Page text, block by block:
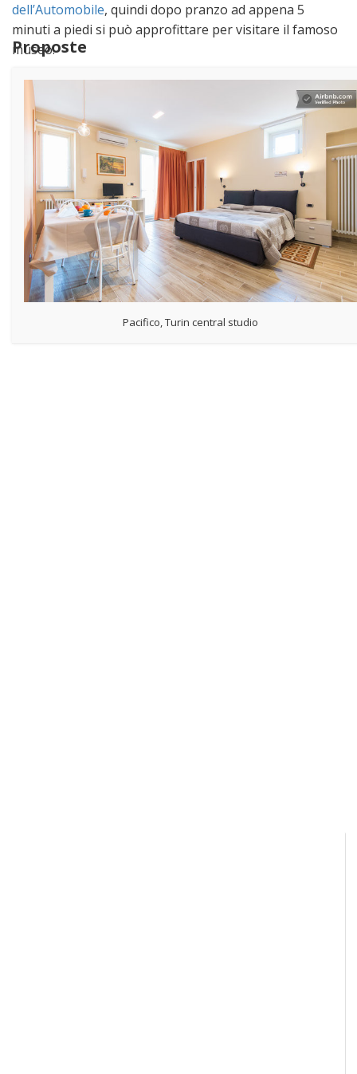
dell’Automobile, quindi dopo pranzo ad appena 5
minuti a piedi si può approfittare per visitare il famoso
museo.
Visita il sito di Eataly:Eataly.it
Condividi:
Stampa Facebook
Proposte
Pacifico, Turin central studio